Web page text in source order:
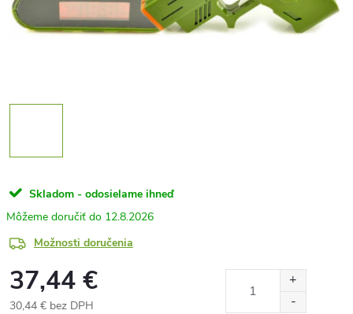
Skladom - odosielame ihneď
12.8.2026
Možnosti doručenia
37,44 €
30,44 € bez DPH